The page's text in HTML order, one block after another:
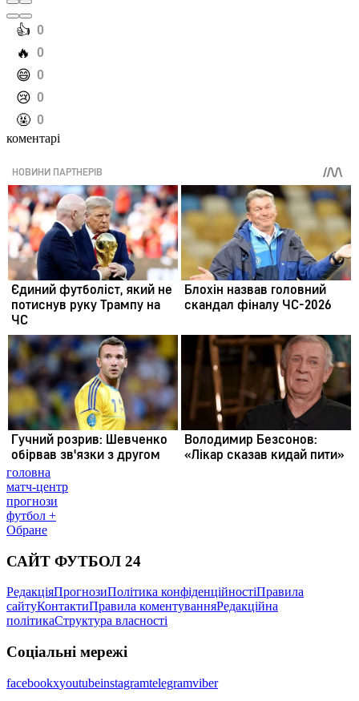
️👍 0
️🔥 0
️😄 0
️😢 0
️🤬 0
коментарі
головна
матч-центр
прогнози
футбол +
Обране
САЙТ ФУТБОЛ 24
РедакціяПрогнозиПолітика конфіденційностіПравила
сайтуКонтактиПравила коментуванняРедакційна
політикаСтруктура власності
Соціальні мережі
facebookxyoutubeinstagramtelegramviber